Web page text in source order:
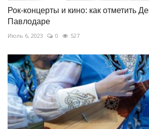
Рок-концерты и кино: как отметить
Павлодаре
Июль 6, 2023 0 527